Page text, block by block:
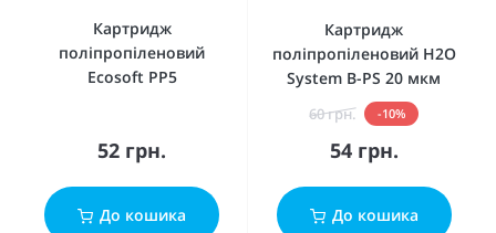
Картридж
поліпропіленовий
Ecosoft PP5
52 грн.
До кошика
Картридж
поліпропіленовий H2O
System B-PS 20 мкм
60 грн. -10%
54 грн.
До кошика